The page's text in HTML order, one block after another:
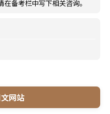
备考栏中写下相关咨询。
网站